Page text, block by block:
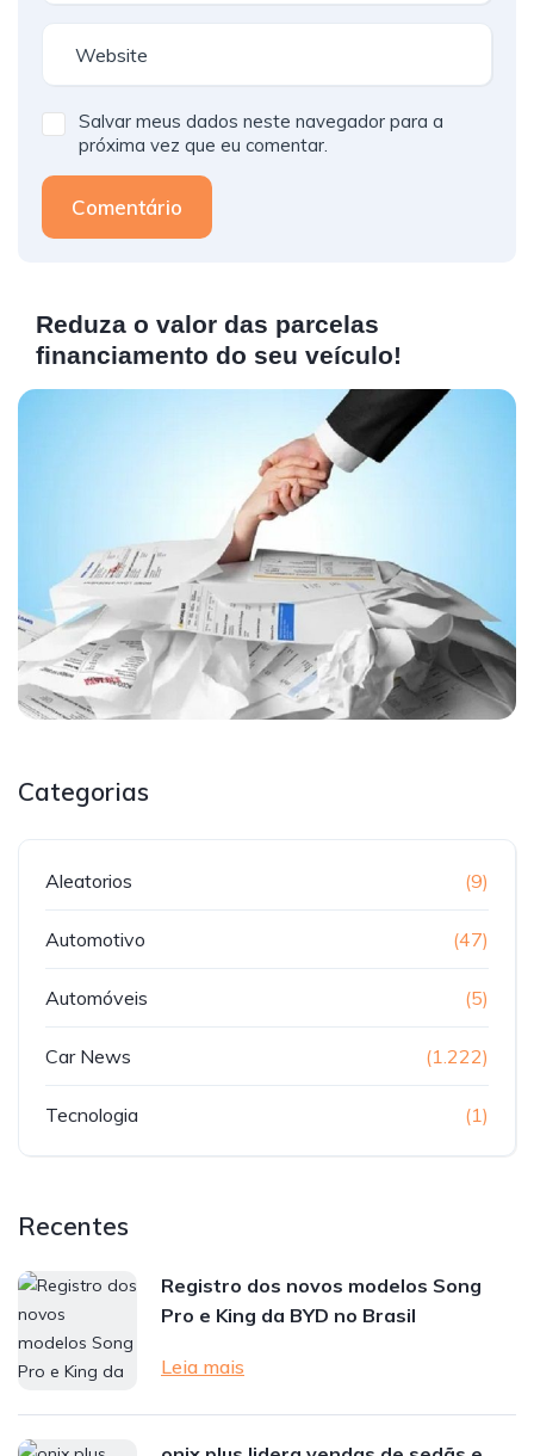
Salvar meus dados neste navegador para a
próxima vez que eu comentar.
Comentário
Reduza o valor das parcelas
financiamento do seu veículo!
Categorias
Aleatorios (9)
Automotivo (47)
Automóveis (5)
Car News (1.222)
Tecnologia (1)
Recentes
Registro dos novos modelos Song
Pro e King da BYD no Brasil
Leia mais